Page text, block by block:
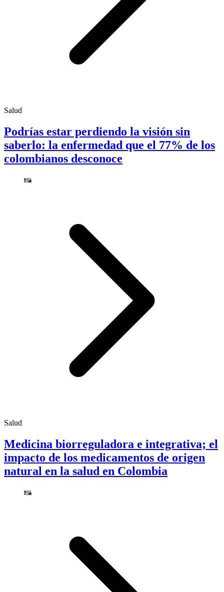
Salud
Podrías estar perdiendo la visión sin
saberlo: la enfermedad que el 77% de los
colombianos desconoce
Salud
Medicina biorreguladora e integrativa; el
impacto de los medicamentos de origen
natural en la salud en Colombia